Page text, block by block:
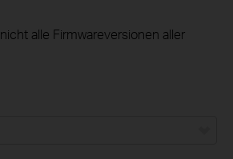
alle Firmwareversionen aller